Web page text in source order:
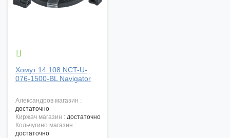

Хомут 14 108 NCT-U-
076-1500-BL Navigator
александров магазин :
достаточно
киржач магазин : достаточно
кольчугино магазин :
достаточно